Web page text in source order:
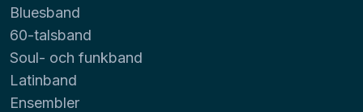
Bluesband
60-talsband
Soul- och funkband
Latinband
Ensembler